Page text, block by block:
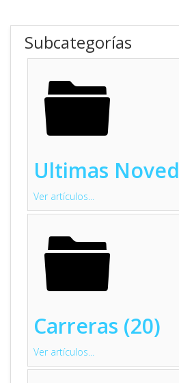
Subcategorías
Ultimas
Ver artículos...
Carreras (20)
Ver artículos...